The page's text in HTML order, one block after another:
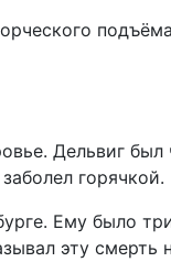
Дельвиг
горячкой.
Ему было
эту смерть